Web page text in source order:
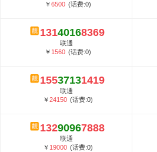
￥6500 (话费:0)
13140168369
联通
￥ 1560 (话费:0)
15537131419
联通
￥24150 (话费:0)
13290967888
联通
￥ 19000 (话费:0)